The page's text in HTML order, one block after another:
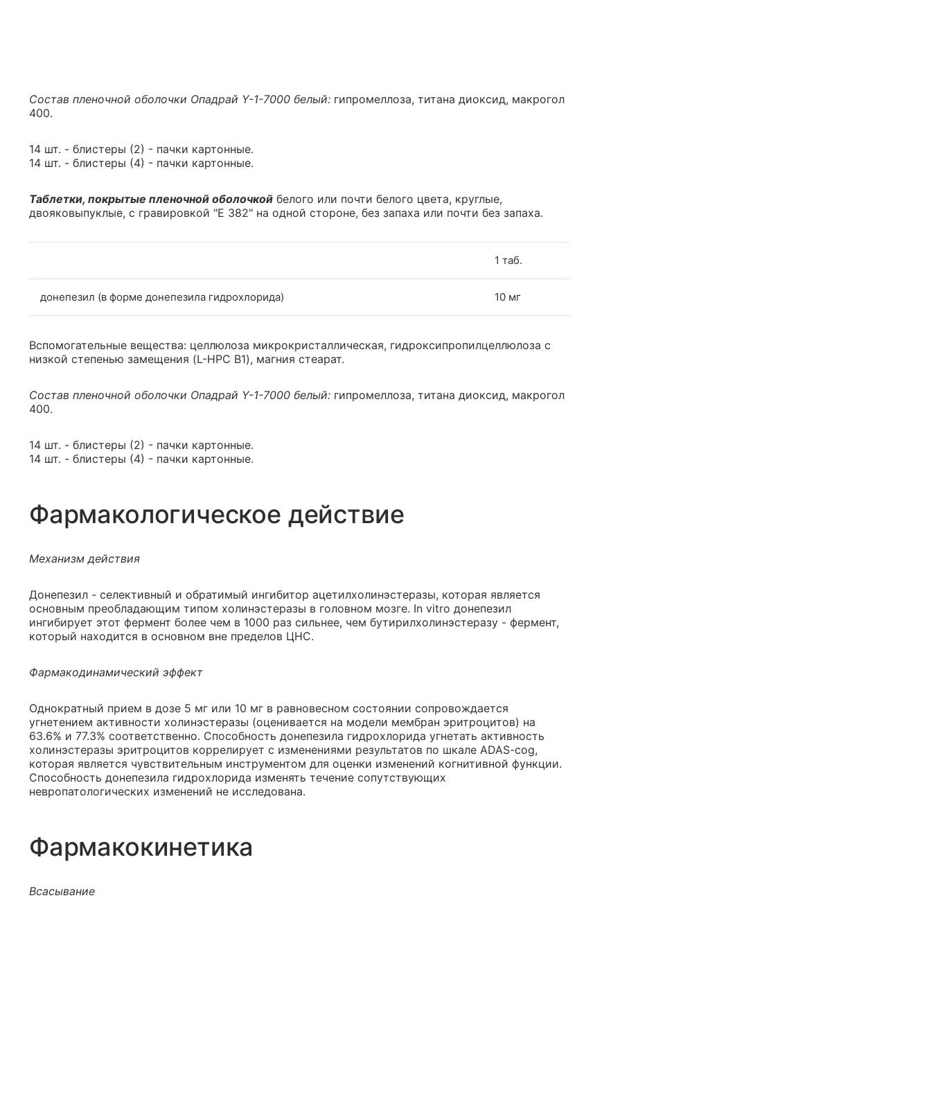
Состав пленочной оболочки Опадрай Y-1-7000 белый: гипромеллоза, титана диоксид, макрогол
400.
14 шт. - блистеры (2) - пачки картонные.
14 шт. - блистеры (4) - пачки картонные.
Таблетки, покрытые пленочной оболочкой белого или почти белого цвета, круглые,
двояковыпуклые, с гравировкой "E 382" на одной стороне, без запаха или почти без запаха.
1 таб.
донепезил (в форме донепезила гидрохлорида) 10 мг
Вспомогательные вещества: целлюлоза микрокристаллическая, гидроксипропилцеллюлоза с
низкой степенью замещения (L-HPC B1), магния стеарат.
Состав пленочной оболочки Опадрай Y-1-7000 белый: гипромеллоза, титана диоксид, макрогол
400.
14 шт. - блистеры (2) - пачки картонные.
14 шт. - блистеры (4) - пачки картонные.
Фармакологическое действие
Механизм действия
Донепезил - селективный и обратимый ингибитор ацетилхолинэстеразы, которая является
основным преобладающим типом холинэстеразы в головном мозге. In vitro донепезил
ингибирует этот фермент более чем в 1000 раз сильнее, чем бутирилхолинэстеразу - фермент,
который находится в основном вне пределов ЦНС.
Фармакодинамический эффект
Однократный прием в дозе 5 мг или 10 мг в равновесном состоянии сопровождается
угнетением активности холинэстеразы (оценивается на модели мембран эритроцитов) на
63.6% и 77.3% соответственно. Способность донепезила гидрохлорида угнетать активность
холинэстеразы эритроцитов коррелирует с изменениями результатов по шкале ADAS-cog,
которая является чувствительным инструментом для оценки изменений когнитивной функции.
Способность донепезила гидрохлорида изменять течение сопутствующих
невропатологических изменений не исследована.
Фармакокинетика
Всасывание